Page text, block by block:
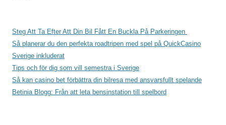
Steg Att Ta Efter Att Din Bil Fått En Buckla På Parkeringen
Så planerar du den perfekta roadtripen med spel på QuickCasino
Sverige inkluderat
Tips och för dig som vill semestra i Sverige
Så kan casino bet förbättra din bilresa med ansvarsfullt spelande
Betinia Blogg: Från att leta bensinstation till spelbord